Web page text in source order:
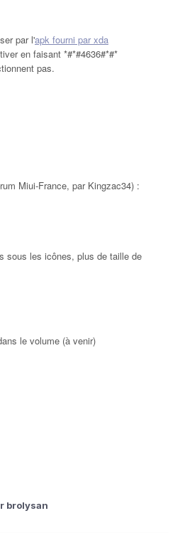
par l'apk fourni par xda
en faisant *#*#4636#*#*
pas.
Miui-France, par Kingzac34) :
sous les icônes, plus de taille de
le volume (à venir)
brolysan